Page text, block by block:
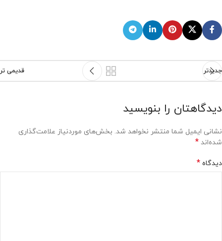
جدیدتر قدیمی تر
دیدگاهتان را بنویسید
نشانی ایمیل شما منتشر نخواهد شد. بخش‌های موردنیاز علامت‌گذاری
شده‌اند *
دیدگاه *